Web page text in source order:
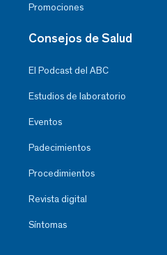
Promociones
Consejos de Salud
El Podcast del ABC
Estudios de laboratorio
Eventos
Padecimientos
Procedimientos
Revista digital
Síntomas